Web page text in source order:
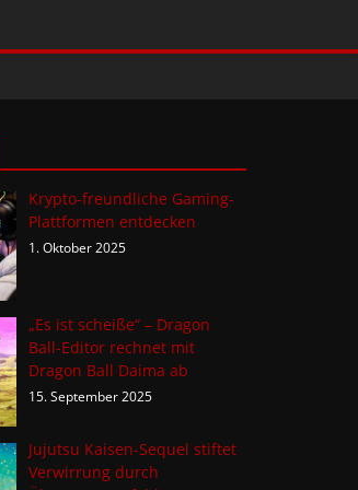
Krypto-freundliche Gaming-
Plattformen entdecken
1. Oktober 2025
„Es ist scheiße“ – Dragon
Ball-Editor rechnet mit
Dragon Ball Daima ab
15. September 2025
Jujutsu Kaisen-Sequel stiftet
Verwirrung durch